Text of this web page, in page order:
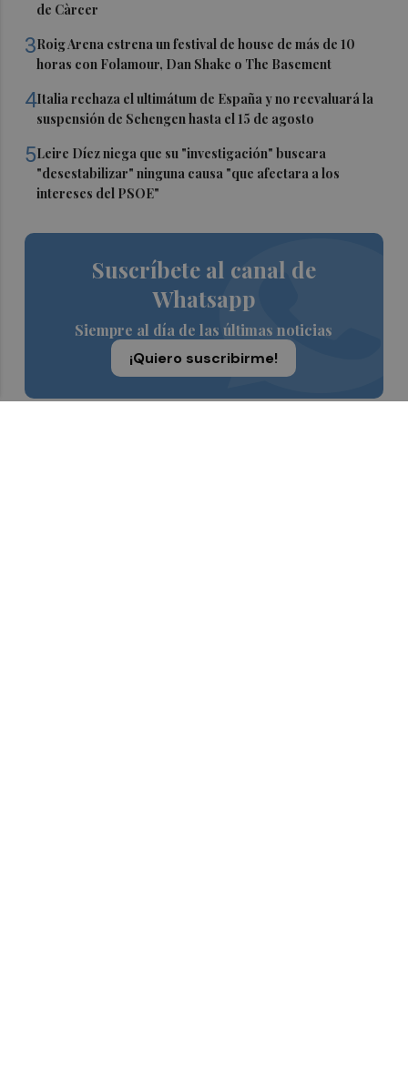
de Càrcer
3Roig Arena estrena un festival de house de más de 10
horas con Folamour, Dan Shake o The Basement
4Italia rechaza el ultimátum de España y no reevaluará la
suspensión de Schengen hasta el 15 de agosto
5Leire Díez niega que su "investigación" buscara
"desestabilizar" ninguna causa "que afectara a los
intereses del PSOE"
Suscríbete al canal de
Whatsapp
Siempre al día de las últimas noticias
¡Quiero suscribirme!